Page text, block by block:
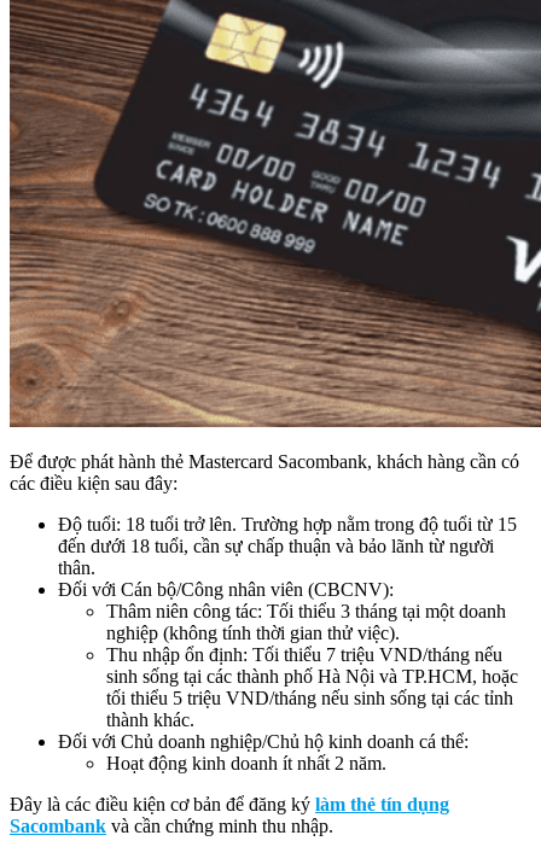
Để được phát hành thẻ Mastercard Sacombank, khách hàng cần có
các điều kiện sau đây:
Độ tuổi: 18 tuổi trở lên. Trường hợp nằm trong độ tuổi từ 15
đến dưới 18 tuổi, cần sự chấp thuận và bảo lãnh từ người
thân.
Đối với Cán bộ/Công nhân viên (CBCNV):
Thâm niên công tác: Tối thiểu 3 tháng tại một doanh
nghiệp (không tính thời gian thử việc).
Thu nhập ổn định: Tối thiểu 7 triệu VND/tháng nếu
sinh sống tại các thành phố Hà Nội và TP.HCM, hoặc
tối thiểu 5 triệu VND/tháng nếu sinh sống tại các tỉnh
thành khác.
Đối với Chủ doanh nghiệp/Chủ hộ kinh doanh cá thể:
Hoạt động kinh doanh ít nhất 2 năm.
Đây là các điều kiện cơ bản để đăng ký làm thẻ tín dụng
Sacombank và cần chứng minh thu nhập.